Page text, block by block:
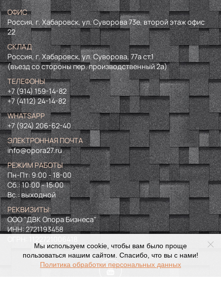
ОФИС
Россия, г. Хабаровск, ул. Суворова 73е, второй этаж офис
22
СКЛАД
Россия, г. Хабаровск, ул. Суворова, 77а ст.1
(въезд со стороны пер. производственный 2а)
ТЕЛЕФОНЫ
+7 (914) 159-14-82
+7 (4112) 24-14-82
WHATSAPP
+7 (924) 206-62-40
ЭЛЕКТРОННАЯ ПОЧТА
info@opora27.ru
РЕЖИМ РАБОТЫ
Пн-Пт: 9:00 - 18-00
Сб.: 10:00 - 15:00
Вс.: выходной
РЕКВИЗИТЫ:
ООО "ДВК Опора Бизнеса"
ИНН:2721193458
Мы используем cookie, чтобы вам было проще
пользоваться нашим сайтом. Спасибо, что вы с нами!
Политика обработки персональных данных